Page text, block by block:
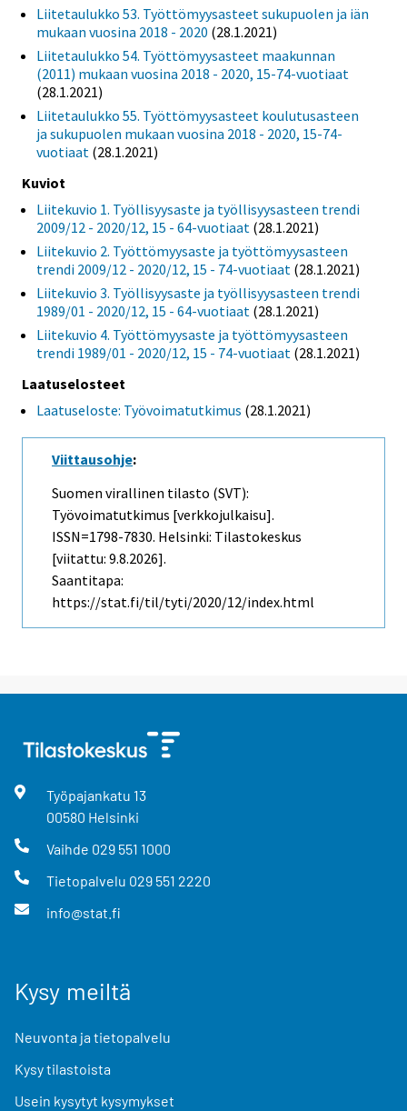
Liitetaulukko 53. Työttömyysasteet sukupuolen ja iän
mukaan vuosina 2018 - 2020 (28.1.2021)
Liitetaulukko 54. Työttömyysasteet maakunnan
(2011) mukaan vuosina 2018 - 2020, 15-74-vuotiaat
(28.1.2021)
Liitetaulukko 55. Työttömyysasteet koulutusasteen
ja sukupuolen mukaan vuosina 2018 - 2020, 15-74-
vuotiaat (28.1.2021)
Kuviot
Liitekuvio 1. Työllisyysaste ja työllisyysasteen trendi
2009/12 - 2020/12, 15 - 64-vuotiaat (28.1.2021)
Liitekuvio 2. Työttömyysaste ja työttömyysasteen
trendi 2009/12 - 2020/12, 15 - 74-vuotiaat (28.1.2021)
Liitekuvio 3. Työllisyysaste ja työllisyysasteen trendi
1989/01 - 2020/12, 15 - 64-vuotiaat (28.1.2021)
Liitekuvio 4. Työttömyysaste ja työttömyysasteen
trendi 1989/01 - 2020/12, 15 - 74-vuotiaat (28.1.2021)
Laatuselosteet
Laatuseloste: Työvoimatutkimus (28.1.2021)
Viittausohje:
Suomen virallinen tilasto (SVT):
Työvoimatutkimus [verkkojulkaisu].
ISSN=1798-7830. Helsinki: Tilastokeskus
[viitattu: 9.8.2026].
Saantitapa:
https://stat.fi/til/tyti/2020/12/index.html
Työpajankatu 13
00580 Helsinki
Vaihde 029 551 1000
Tietopalvelu 029 551 2220
info@stat.fi
Kysy meiltä
Neuvonta ja tietopalvelu
Kysy tilastoista
Usein kysytyt kysymykset